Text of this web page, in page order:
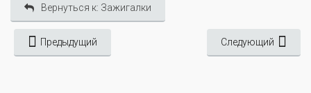
Вернуться к: Зажигалки
Предыдущий Следующий